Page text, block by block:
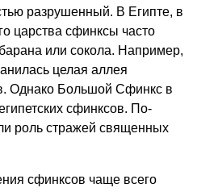
разрушенный. В Египте, в
царства сфинксы часто
или сокола. Например,
целая аллея
Однако Большой Сфинкс в
сфинксов. По-
роль стражей священных
сфинксов чаще всего